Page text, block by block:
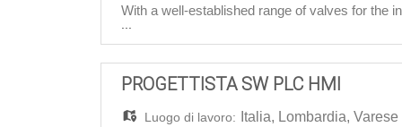
With a well‑established range of valves for the
sectors, the company aims to strengthen its
PROGETTISTA SW PLC HMI
Luogo di lavoro: Italia, Lombardia,Varese